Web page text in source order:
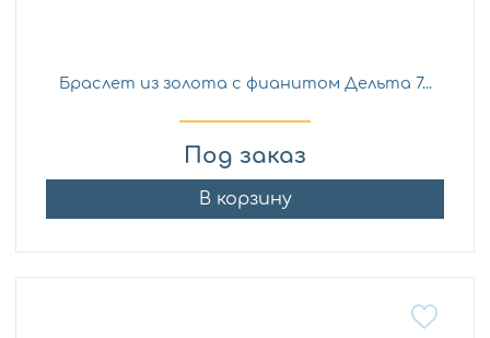
Браслет из золота с фианитом Дельта 7...
Под заказ
В корзину